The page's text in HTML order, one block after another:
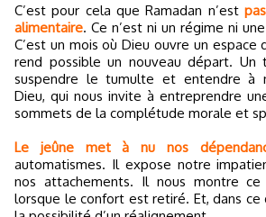
C’est pour cela que Ramadan n’est
alimentaire. Ce n’est ni un régime ni
C’est un mois où Dieu ouvre un
rend possible un nouveau départ. Un
suspendre le tumulte et entendre à
Dieu, qui nous invite à entreprendre
sommets de la complétude morale et
Le jeûne met à nu nos
automatismes. Il expose notre
nos attachements. Il nous montre ce
lorsque le confort est retiré. Et, dans